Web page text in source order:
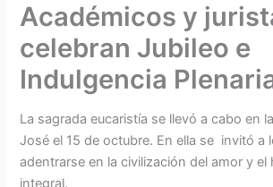
Académicos y
celebran Jubileo e
Indulgencia
La sagrada eucaristía se llevó a cabo en
José el 15 de octubre. En ella se invitó a
adentrarse en la civilización del amor y el
integral.